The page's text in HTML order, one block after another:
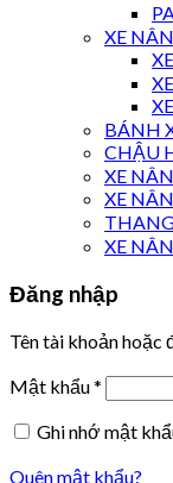
XE
BÁNH
CHẬU
XE
XE
XE
Đăng nhập
Tên tài khoản hoặc
Mật khẩu*
Ghi nhớ mật
Quên mật khẩu?